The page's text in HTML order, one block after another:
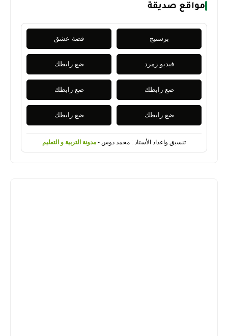
مواقع صديقة
برستيج قصة عشق
فيديو زمرد ضع رابطك
ضع رابطك ضع رابطك
ضع رابطك ضع رابطك
تنسيق واعداد الأستاذ : محمد دوس - مدونة التربية و التعليم